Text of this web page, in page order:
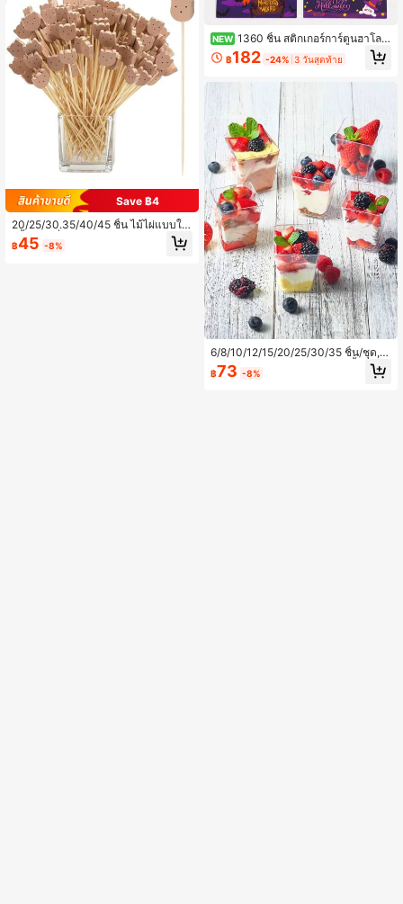
Save ฿4
20/25/30.35/40/45 ชิ้น ไม้ไผ่แบบใช้
ครั้งเดียวที่สวยงามน่ารัก หมีการ์ตูนไม้ไ
ผ่ แท่งลายเซ็น แซนด์วิช ลายเซ็นผลไม้
฿45 -8%
NEW 1360 ชิ้น สติกเกอร์การ์ตูนฮาโลวี
นแบบม้วน สำหรับซองจดหมาย ของขวั
ญ งานปาร์ตี้ และตกแต่ง DIY
฿182 -24% 3 วันสุดท้าย
6/8/10/12/15/20/25/30/35 ชิ้น/ชุด, ถ้
วยขนมหวานพร้อมฝา, โหลพุดดิ้งขนาด
เล็ก, ถ้วยขนมหวานสำหรับฤดูร้อน, เหม
฿73 -8%